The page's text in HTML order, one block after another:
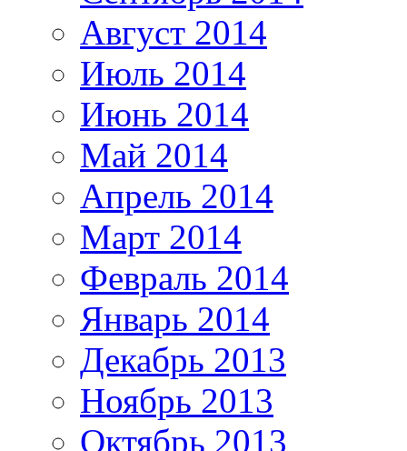
Август 2014
Июль 2014
Июнь 2014
Май 2014
Апрель 2014
Март 2014
Февраль 2014
Январь 2014
Декабрь 2013
Ноябрь 2013
Октябрь 2013